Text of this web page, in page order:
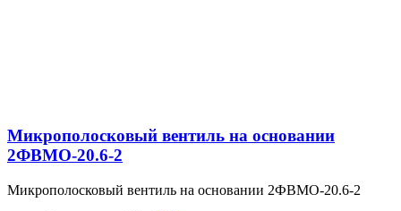
Микрополосковый вентиль на основании
2ФВМO-20.6-2
Микрополосковый вентиль на основании 2ФВМO-20.6-2